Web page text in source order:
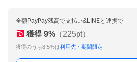
全額PayPay残高で支払い&LINEと連携で
獲得 9% （225pt）
獲得のうち8.5%は利用先・期間限定